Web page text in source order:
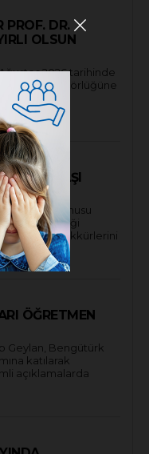
PROF. DR.
OLSUN
2026 tarihinde
Rektörlüğüne
olsun
TEMEL TAŞI
liyakat konusu
gösterdiği
adına teşekkürlerini
ÖĞRETMEN
Geylan, Bengütürk
katılarak
açıklamalarda